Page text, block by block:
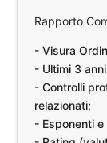
Rapporto
- Visura
- Ultimi 3
- Controlli
relazionati;
- Esponenti e